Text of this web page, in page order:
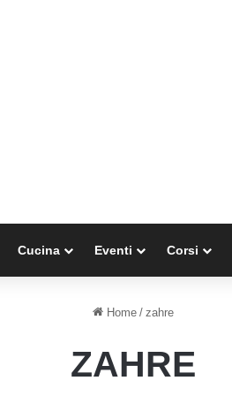
Cucina Eventi Corsi
Home / zahre
ZAHRE